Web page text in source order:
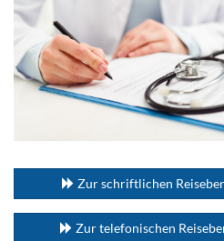
Zur schriftlichen
Zur telefonischen